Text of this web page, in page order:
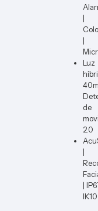
|
|
Luz
de
2.0
|
|
IK10